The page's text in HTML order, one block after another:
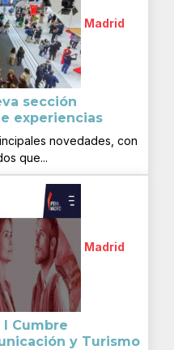
Madrid
sección
experiencias
novedades, con
que...
Madrid
I Cumbre
y Turismo